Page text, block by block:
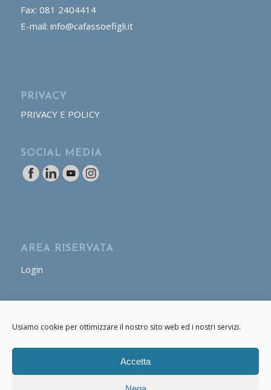
Usiamo cookie per ottimizzare il nostro sito web ed i nostri servizi.
Accetta
Fax: 081 2404414
E-mail: info@cafassoefigli.it
PRIVACY
PRIVACY E POLICY
SOCIAL MEDIA
AREA RISERVATA
Login